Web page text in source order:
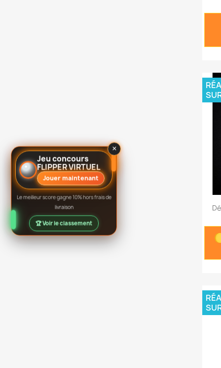
×
Jeu concours
FLIPPER VIRTUEL
Jouer maintenant
Le meilleur score gagne 10% hors frais de
livraison
🏆 Voir le classement